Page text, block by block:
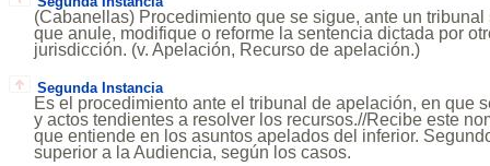
(Cabanellas) Procedimiento que se sigue, ante un
que anule, modifique o reforme la sentencia dictada por
jurisdicción. (v. Apelación, Recurso de apelación.)
Segunda Instancia
Es el procedimiento ante el tribunal de apelación, en que
y actos tendientes a resolver los recursos.//Recibe este
que entiende en los asuntos apelados del inferior.
superior a la Audiencia, según los casos.